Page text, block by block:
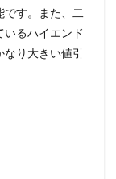
す。また、二
るハイエンド
り大きい値引